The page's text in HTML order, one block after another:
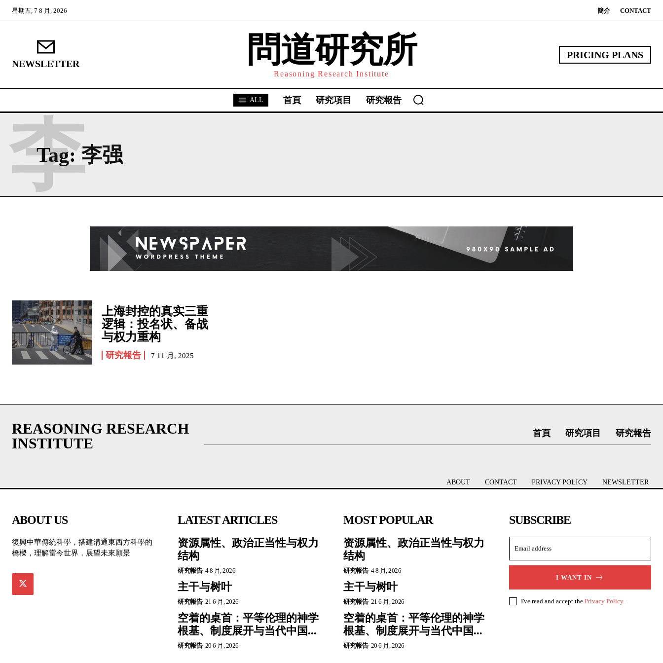
I WANT IN
I've read and accept thePrivacy Policy.
星期五, 7 8 月, 2026 簡介 CONTACT
NEWSLETTER 問道研究所
Reasoning Research Institute
PRICING PLANS
ALL 首頁 研究項目 研究報告
Tag:李强
李
上海封控的真实三重
逻辑：投名状、备战
与权力重构
研究報告 7 11 月, 2025
REASONING RESEARCH
INSTITUTE
首頁 研究項目 研究報告
ABOUT CONTACT PRIVACY POLICY NEWSLETTER
ABOUT US
復興中華傳統科學，搭建溝通東西方科學的
橋樑，理解當今世界，展望未來願景
LATEST ARTICLES
资源属性、政治正当性与权力
结构
研究報告 4 8 月, 2026
主干与树叶
研究報告 21 6 月, 2026
空着的桌首：平等伦理的神学
根基、制度展开与当代中国...
研究報告 20 6 月, 2026
MOST POPULAR
资源属性、政治正当性与权力
结构
研究報告 4 8 月, 2026
主干与树叶
研究報告 21 6 月, 2026
空着的桌首：平等伦理的神学
根基、制度展开与当代中国...
研究報告 20 6 月, 2026
SUBSCRIBE
I WANT IN
I've read and accept the Privacy Policy.